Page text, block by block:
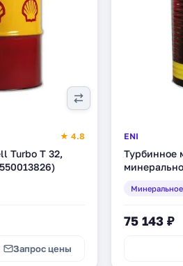
★ 4.8
Turbo T 32,
Запрос цены
ENI
Турбинное
Минеральное
75 143 ₽